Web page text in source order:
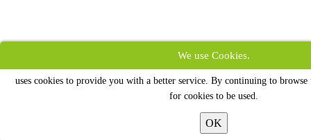
We use Cookies.
uses cookies to provide you with a better service. By continuing to browse
for cookies to be used.
OK